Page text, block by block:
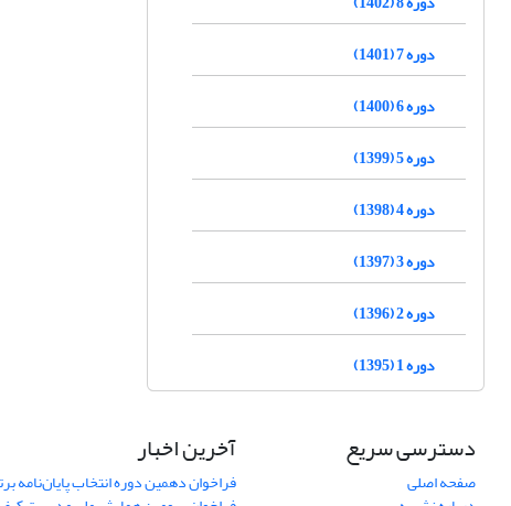
دوره 7 (1401)
دوره 6 (1400)
دوره 5 (1399)
دوره 4 (1398)
دوره 3 (1397)
دوره 2 (1396)
دوره 1 (1395)
دسترسی سریع
صفحه اصلی
آخرین اخبار
فراخوان دهمین دوره انتخاب پایان‌نامه